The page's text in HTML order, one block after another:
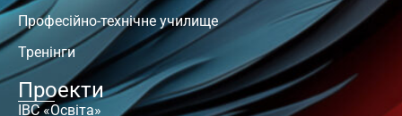
Професійно-технічне училище
Тренінги
Проекти
ІВС «Освіта»